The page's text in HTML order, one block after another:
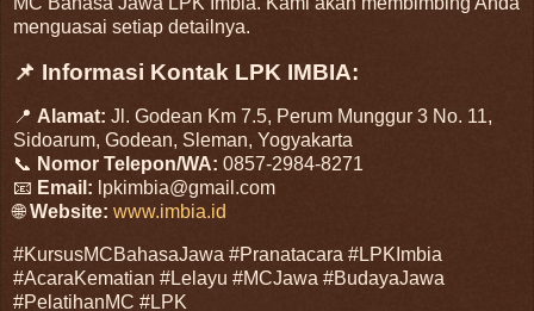
menguasai setiap detailnya.
📌 Informasi Kontak LPK IMBIA:
📍 Alamat: Jl. Godean Km 7.5, Perum Munggur 3 No. 11,
Sidoarum, Godean, Sleman, Yogyakarta
📞 Nomor Telepon/WA: 0857-2984-8271
📧 Email: lpkimbia@gmail.com
🌐Website: www.imbia.id
#KursusMCBahasaJawa #Pranatacara #LPKImbia
#AcaraKematian #Lelayu #MCJawa #BudayaJawa
#PelatihanMC #LPK